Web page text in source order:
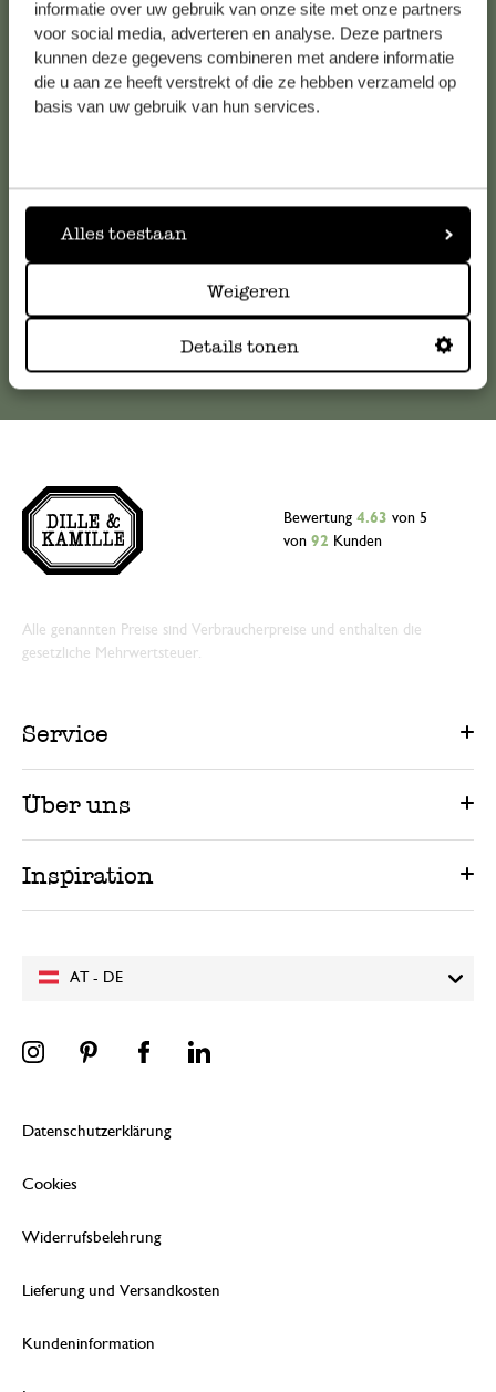
informatie over uw gebruik van onze site met onze partners
voor social media, adverteren en analyse. Deze partners
kunnen deze gegevens combineren met andere informatie
die u aan ze heeft verstrekt of die ze hebben verzameld op
basis van uw gebruik van hun services.
Alles toestaan
Weigeren
Details tonen
Kundenservice/Hilfe
Falls Sie Fragen haben oder Tipps und Hilfe brauchen, wenden
kundenservice@dille-kamille.at
AT - DE
Bewertung 4.63 von 5
von 92 Kunden
Alle genannten Preise sind Verbraucherpreise und enthalten die
gesetzliche Mehrwertsteuer.
Service
Über uns
Inspiration
Datenschutzerklärung
Cookies
Widerrufsbelehrung
Lieferung und Versandkosten
Kundeninformation